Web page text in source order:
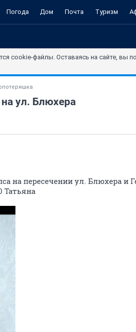
Погода Дом Почта Туризм
cookie-файлы. Оставаясь на сайте, вы
ул. Блюхера
на пересечении ул. Блюхера и
Татьяна